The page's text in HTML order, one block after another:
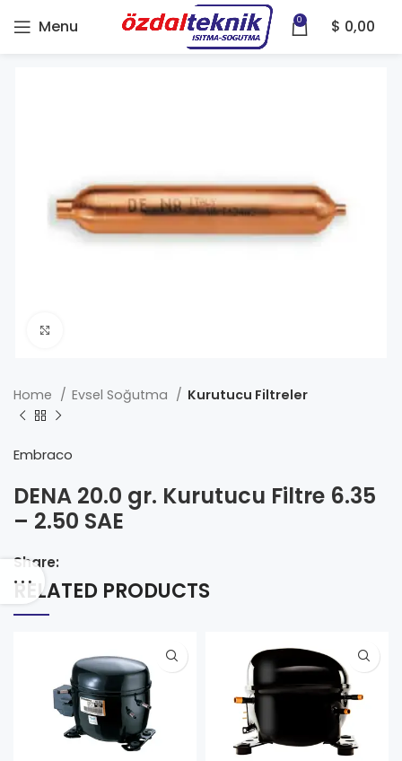
Menu 0 $ 0,00
Home Evsel Soğutma Kurutucu Filtreler
Embraco
DENA 20.0 gr. Kurutucu Filtre 6.35
– 2.50 SAE
Share:
RELATED PRODUCTS